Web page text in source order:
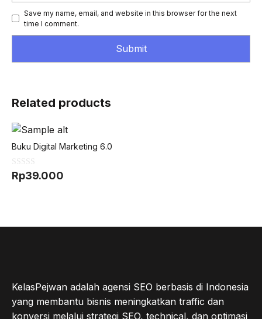
Save my name, email, and website in this browser for the next
time I comment.
Related products
Buku Digital Marketing 6.0
0
oRp39.000
KelasPejwan adalah agensi SEO berbasis di Indonesia
yang membantu bisnis meningkatkan traffic dan
konversi melalui strategi SEO, technical, dan optimasi